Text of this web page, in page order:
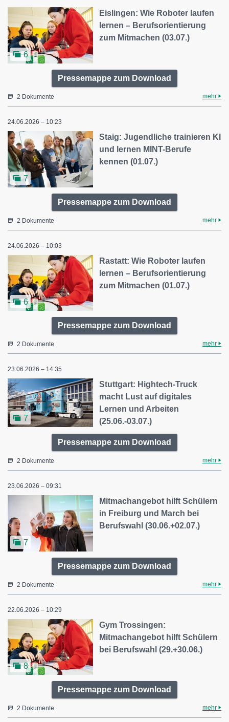
6
Eislingen: Wie Roboter laufen
lernen – Berufsorientierung
zum Mitmachen (03.07.)
Pressemappe zum Download
2 Dokumente mehr
24.06.2026 – 10:23
7
Staig: Jugendliche trainieren KI
und lernen MINT-Berufe
kennen (01.07.)
Pressemappe zum Download
2 Dokumente mehr
24.06.2026 – 10:03
6
Rastatt: Wie Roboter laufen
lernen – Berufsorientierung
zum Mitmachen (01.07.)
Pressemappe zum Download
2 Dokumente mehr
23.06.2026 – 14:35
7
Stuttgart: Hightech-Truck
macht Lust auf digitales
Lernen und Arbeiten
(25.06.-03.07.)
Pressemappe zum Download
2 Dokumente mehr
23.06.2026 – 09:31
7
Mitmachangebot hilft Schülern
in Freiburg und March bei
Berufswahl (30.06.+02.07.)
Pressemappe zum Download
2 Dokumente mehr
22.06.2026 – 10:29
8
Gym Trossingen:
Mitmachangebot hilft Schülern
bei Berufswahl (29.+30.06.)
Pressemappe zum Download
2 Dokumente mehr